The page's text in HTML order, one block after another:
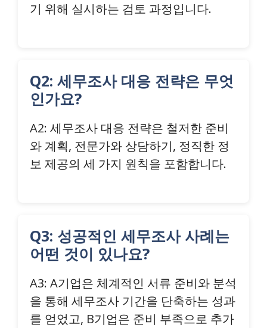
기 위해 실시하는 검토 과정입니다.
Q2: 세무조사 대응 전략은 무엇
인가요?
A2: 세무조사 대응 전략은 철저한 준비
와 계획, 전문가와 상담하기, 정직한 정
보 제공의 세 가지 원칙을 포함합니다.
Q3: 성공적인 세무조사 사례는
어떤 것이 있나요?
A3: A기업은 체계적인 서류 준비와 분석
을 통해 세무조사 기간을 단축하는 성과
를 얻었고, B기업은 준비 부족으로 추가